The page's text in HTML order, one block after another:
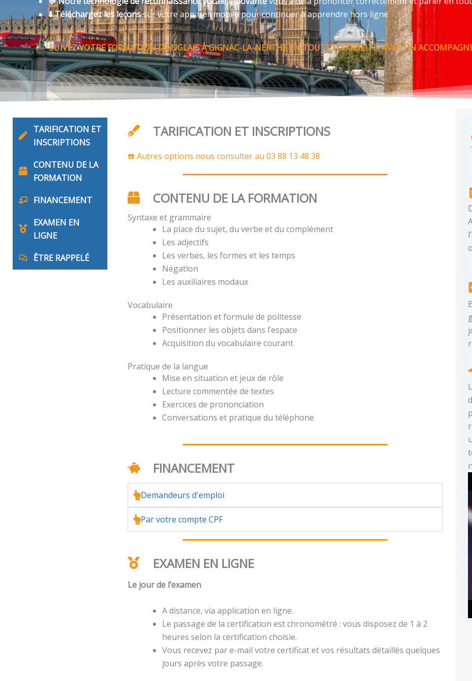
⬇️ Téléchargez les leçonssur votre appareil mobile pour continuer à apprendre hors ligne
SUIVEZ VOTRE FORMATION D’ANGLAIS À GIGNAC-LA-NERTHE EN TOUTE FLEXIBILITÉ, AVEC UN
TARIFICATION ET
INSCRIPTIONS
CONTENU DE LA
FORMATION
FINANCEMENT
EXAMEN EN
LIGNE
ÊTRE RAPPELÉ
TARIFICATION ET INSCRIPTIONS
☎️ Autres options nous consulter au 03 88 13 48 38
CONTENU DE LA FORMATION
Syntaxe et grammaire
La place du sujet, du verbe et du complément
Les adjectifs
Les verbes, les formes et les temps
Négation
Les auxiliaires modaux
Vocabulaire
Présentation et formule de politesse
Positionner les objets dans l’espace
Acquisition du vocabulaire courant
Pratique de la langue
Mise en situation et jeux de rôle
Lecture commentée de textes
Exercices de prononciation
Conversations et pratique du téléphone
FINANCEMENT
Demandeurs d'emploi
Par votre compte CPF
EXAMEN EN LIGNE
Le jour de l’examen
A distance, via application en ligne.
Le passage de la certification est chronométré : vous disposez de 1 à 2
heures selon la certification choisie.
Vous recevez par e-mail votre certificat et vos résultats détaillés quelques
jours après votre passage.